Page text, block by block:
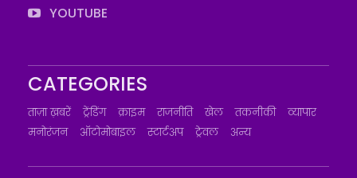
YOUTUBE
CATEGORIES
ताज़ा ख़बरें ट्रेंडिंग क्राइम राजनीति खेल तकनीकी
व्यापार
मनोरंजन
ऑटोमोबाइल स्टार्टअप ट्रेवल अन्य